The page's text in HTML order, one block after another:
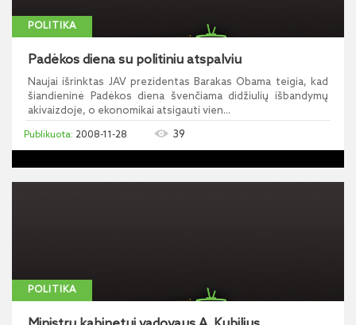
POLITIKA
Padėkos diena su politiniu atspalviu
Naujai išrinktas JAV prezidentas Barakas Obama teigia, kad
šiandieninė Padėkos diena švenčiama didžiulių išbandymų
akivaizdoje, o ekonomikai atsigauti vien...
2008-11-28 39
POLITIKA